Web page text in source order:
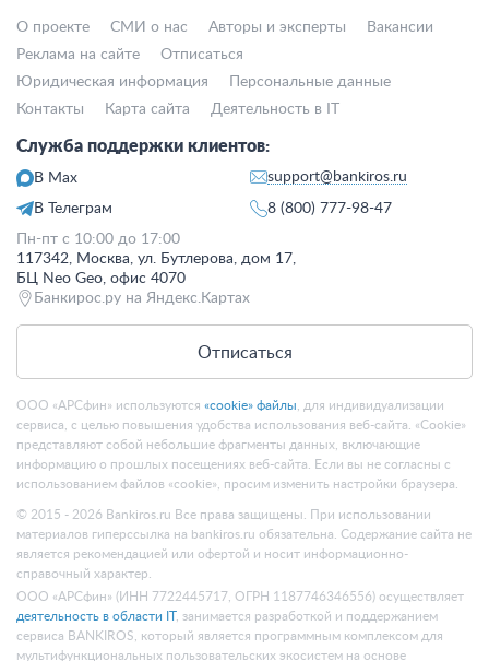
О проекте СМИ о нас Авторы и эксперты
Вакансии
Реклама на сайте
Отписаться
Юридическая информация
Персональные данные
Контакты
Карта сайта Деятельность в IT
Служба поддержки клиентов:
В Max
В Телеграм
support@bankiros.ru
8 (800) 777-98-47
Пн-пт с 10:00 до 17:00
117342, Москва, ул. Бутлерова, дом 17,
БЦ Neo Geo, офис 4070
Банкирос.ру на Яндекс.Картах
Отписаться
ООО «АРСфин» используются «cookie» файлы , для индивидуализации
сервиса, с целью повышения удобства использования веб-сайта. «Cookie»
представляют собой небольшие фрагменты данных, включающие
информацию о прошлых посещениях веб-сайта. Если вы не согласны с
использованием файлов «cookie», просим изменить настройки браузера.
© 2015 - 2026 Bankiros.ru Все права защищены. При использовании
материалов гиперссылка на bankiros.ru обязательна. Содержание сайта не
является рекомендацией или офертой и носит информационно-
справочный характер.
ООО «АРСфин» (ИНН 7722445717, ОГРН 1187746346556) осуществляет
деятельность в области IT, занимается разработкой и поддержанием
сервиса BANKIROS, который является программным комплексом для
мультифункциональных пользовательских экосистем на основе